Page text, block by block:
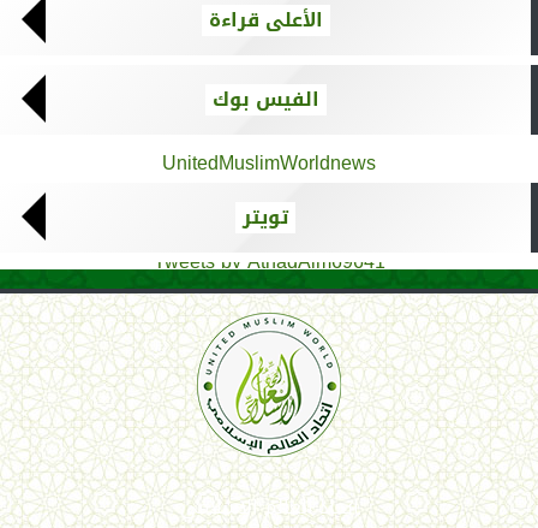
الأعلى قراءة
الفيس بوك
UnitedMuslimWorldnews
تويتر
Tweets by AthadAlm69641
اتحاد العالم الإسلامي